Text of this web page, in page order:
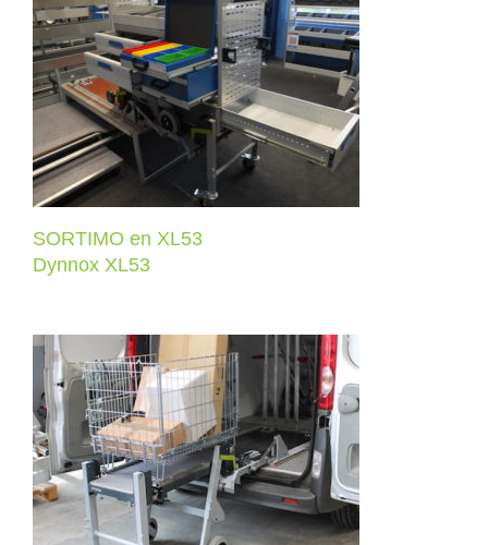
SORTIMO en XL53
Dynnox XL53
SORTIMO en XL53
Dynnox XL53
Entrega de correo con DYNNOX
Dynnox XL53